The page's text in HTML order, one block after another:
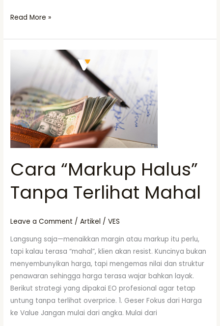
Read More »
Cara “Markup Halus”
Tanpa Terlihat Mahal
Leave a Comment /Artikel /VES
Langsung saja—menaikkan margin atau markup itu perlu,
tapi kalau terasa “mahal”, klien akan resist. Kuncinya bukan
menyembunyikan harga, tapi mengemas nilai dan struktur
penawaran sehingga harga terasa wajar bahkan layak.
Berikut strategi yang dipakai EO profesional agar tetap
untung tanpa terlihat overprice. 1. Geser Fokus dari Harga
ke Value Jangan mulai dari angka. Mulai dari
Tanpa
Terlihat
Mahal